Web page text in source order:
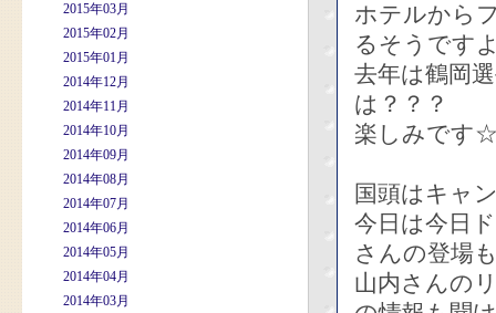
2015年03月
2015年02月
2015年01月
2014年12月
2014年11月
2014年10月
2014年09月
2014年08月
2014年07月
2014年06月
2014年05月
2014年04月
2014年03月
ホテルから
るそうです
去年は鶴岡
は？？？
楽しみです
国頭はキャ
今日は今日
さんの登場
山内さんの